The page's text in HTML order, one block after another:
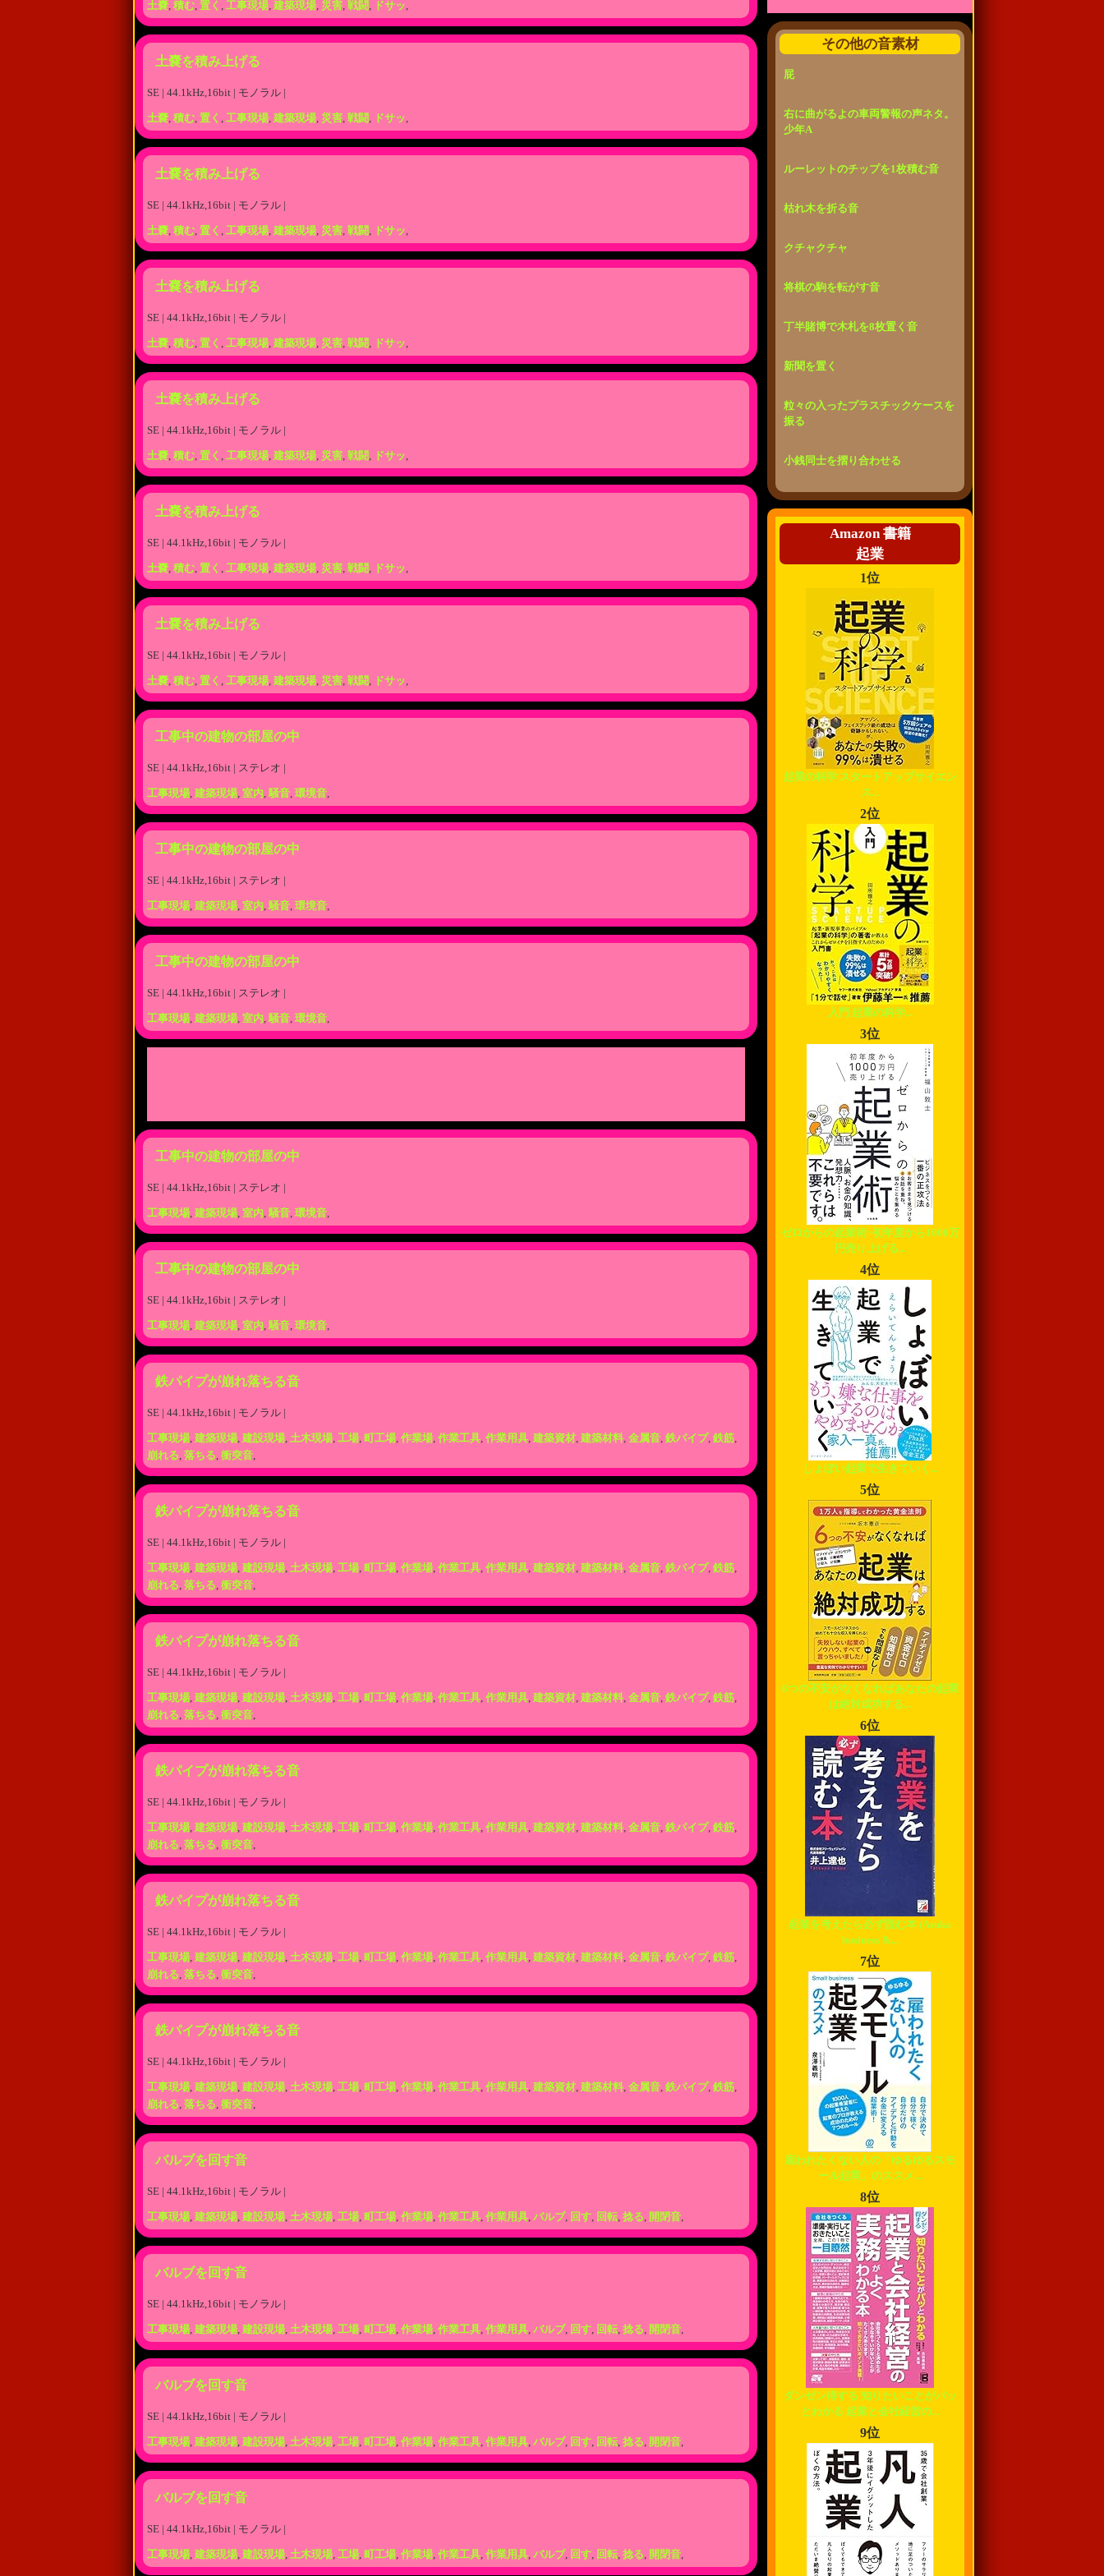
土嚢, 積む, 置く , 工事現場, 建築現場, 災害, 戦闘, ドサッ,
土嚢を積み上げる
SE | 44.1kHz,16bit | モノラル |
土嚢, 積む, 置く , 工事現場, 建築現場, 災害, 戦闘, ドサッ,
土嚢を積み上げる
SE | 44.1kHz,16bit | モノラル |
土嚢, 積む, 置く , 工事現場, 建築現場, 災害, 戦闘, ドサッ,
土嚢を積み上げる
SE | 44.1kHz,16bit | モノラル |
土嚢, 積む, 置く , 工事現場, 建築現場, 災害, 戦闘, ドサッ,
土嚢を積み上げる
SE | 44.1kHz,16bit | モノラル |
土嚢, 積む, 置く , 工事現場, 建築現場, 災害, 戦闘, ドサッ,
土嚢を積み上げる
SE | 44.1kHz,16bit | モノラル |
土嚢, 積む, 置く , 工事現場, 建築現場, 災害, 戦闘, ドサッ,
土嚢を積み上げる
SE | 44.1kHz,16bit | モノラル |
土嚢, 積む, 置く , 工事現場, 建築現場, 災害, 戦闘, ドサッ,
工事中の建物の部屋の中
SE | 44.1kHz,16bit | ステレオ |
工事現場, 建築現場, 室内, 騒音, 環境音,
工事中の建物の部屋の中
SE | 44.1kHz,16bit | ステレオ |
工事現場, 建築現場, 室内, 騒音, 環境音,
工事中の建物の部屋の中
SE | 44.1kHz,16bit | ステレオ |
工事現場, 建築現場, 室内, 騒音, 環境音,
工事中の建物の部屋の中
SE | 44.1kHz,16bit | ステレオ |
工事現場, 建築現場, 室内, 騒音, 環境音,
工事中の建物の部屋の中
SE | 44.1kHz,16bit | ステレオ |
工事現場, 建築現場, 室内, 騒音, 環境音,
鉄パイプが崩れ落ちる音
SE | 44.1kHz,16bit | モノラル |
工事現場, 建築現場, 建設現場, 土木現場, 工場, 町工場, 作業場, 作業工具, 作業用具, 建築資材, 建築材料, 金属音, 鉄パイプ, 鉄筋,
崩れる, 落ちる, 衝突音,
鉄パイプが崩れ落ちる音
SE | 44.1kHz,16bit | モノラル |
工事現場, 建築現場, 建設現場, 土木現場, 工場, 町工場, 作業場, 作業工具, 作業用具, 建築資材, 建築材料, 金属音, 鉄パイプ, 鉄筋,
崩れる, 落ちる, 衝突音,
鉄パイプが崩れ落ちる音
SE | 44.1kHz,16bit | モノラル |
工事現場, 建築現場, 建設現場, 土木現場, 工場, 町工場, 作業場, 作業工具, 作業用具, 建築資材, 建築材料, 金属音, 鉄パイプ, 鉄筋,
崩れる, 落ちる, 衝突音,
鉄パイプが崩れ落ちる音
SE | 44.1kHz,16bit | モノラル |
工事現場, 建築現場, 建設現場, 土木現場, 工場, 町工場, 作業場, 作業工具, 作業用具, 建築資材, 建築材料, 金属音, 鉄パイプ, 鉄筋,
崩れる, 落ちる, 衝突音,
鉄パイプが崩れ落ちる音
SE | 44.1kHz,16bit | モノラル |
工事現場, 建築現場, 建設現場, 土木現場, 工場, 町工場, 作業場, 作業工具, 作業用具, 建築資材, 建築材料, 金属音, 鉄パイプ, 鉄筋,
崩れる, 落ちる, 衝突音,
鉄パイプが崩れ落ちる音
SE | 44.1kHz,16bit | モノラル |
工事現場, 建築現場, 建設現場, 土木現場, 工場, 町工場, 作業場, 作業工具, 作業用具, 建築資材, 建築材料, 金属音, 鉄パイプ, 鉄筋,
崩れる, 落ちる, 衝突音,
バルブを回す音
SE | 44.1kHz,16bit | モノラル |
工事現場, 建築現場, 建設現場, 土木現場, 工場, 町工場, 作業場, 作業工具, 作業用具, バルブ, 回す, 回転, 捻る, 開閉音,
バルブを回す音
SE | 44.1kHz,16bit | モノラル |
工事現場, 建築現場, 建設現場, 土木現場, 工場, 町工場, 作業場, 作業工具, 作業用具, バルブ, 回す, 回転, 捻る, 開閉音,
バルブを回す音
SE | 44.1kHz,16bit | モノラル |
工事現場, 建築現場, 建設現場, 土木現場, 工場, 町工場, 作業場, 作業工具, 作業用具, バルブ, 回す, 回転, 捻る, 開閉音,
バルブを回す音
SE | 44.1kHz,16bit | モノラル |
工事現場, 建築現場, 建設現場, 土木現場, 工場, 町工場, 作業場, 作業工具, 作業用具, バルブ, 回す, 回転, 捻る, 開閉音,
その他の音素材
屁
右に曲がるよの車両警報の声ネタ。
少年A
ルーレットのチップを1枚積む音
枯れ木を折る音
クチャクチャ
将棋の駒を転がす音
丁半賭博で木札を8枚置く音
新聞を置く
粒々の入ったプラスチックケースを
振る
小銭同士を摺り合わせる
Amazon 書籍
起業
1位
起業の科学 スタートアップサイエン
ス...
2位
入門 起業の科学...
3位
ゼロからの起業術~初年度から1000万
円売り上げる...
4位
しょぼい起業で生きていく...
5位
6つの不安がなくなればあなたの起業
は絶対成功する...
6位
起業を考えたら必ず読む本 (Asuka
business &...
7位
雇われたくない人の「ゆるゆるスモ
ール起業」のススメ...
8位
ダンゼン得する 知りたいことがパッ
とわかる 起業と会社経営の...
9位